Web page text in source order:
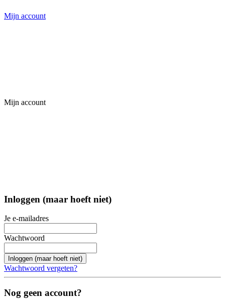
Mijn account
Mijn account
Inloggen (maar hoeft niet)
Je e-mailadres
Wachtwoord
Inloggen (maar hoeft niet)
Wachtwoord vergeten?
Nog geen account?